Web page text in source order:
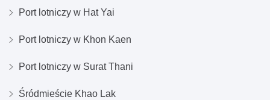
Port lotniczy w Hat Yai
Port lotniczy w Khon Kaen
Port lotniczy w Surat Thani
Śródmieście Khao Lak